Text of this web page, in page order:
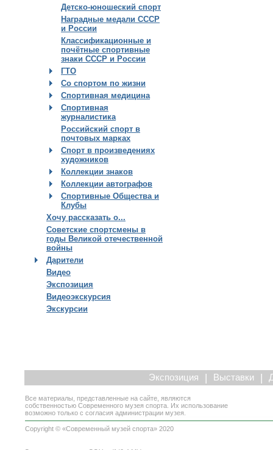
Детско-юношеский спорт
Наградные медали СССР
и России
Классификационные и
почётные спортивные
знаки СССР и России
ГТО
Со спортом по жизни
Спортивная медицина
Спортивная
журналистика
Российский спорт в
почтовых марках
Спорт в произведениях
художников
Коллекции знаков
Коллекции автографов
Спортивные Общества и
Клубы
Хочу рассказать о...
Советские спортсмены в
годы Великой отечественной
войны
Дарители
Видео
Экспозиция
Видеоэкскурсия
Экскурсии
Экспозиция | Выставки |
Все материалы, представленные на сайте, являются
собственностью Современного музея спорта. Их использование
возможно только с согласия администрации музея.
Copyright © «Современный музей спорта» 2020